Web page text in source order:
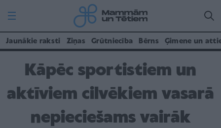
Jaunākie raksti Ziņas Grūtniecība Bērns Ģimene un
Kāpēc sportistiem un
aktīviem cilvēkiem vasarā
nepieciešams vairāk